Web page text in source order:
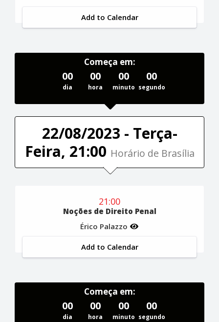
Add to Calendar
Começa em:
00
dia
00
hora
00
minuto
00
segundo
22/08/2023 - Terça-
Feira, 21:00 Horário de Brasília
21:00
Noções de Direito Penal
Érico Palazzo
Add to Calendar
Começa em:
00
dia
00
hora
00
minuto
00
segundo